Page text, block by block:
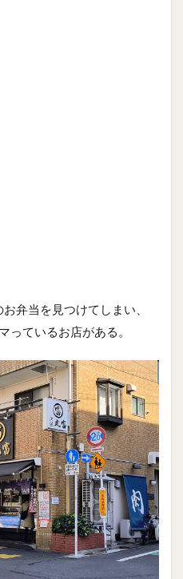
弁当を見つけてしまい、
っているお店がある。